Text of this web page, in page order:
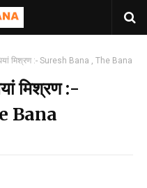
मिश्रण :- Suresh Bana , The Bana
मिश्रण :-
Bana